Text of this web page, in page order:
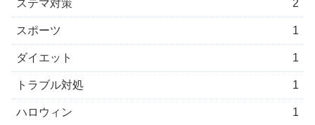
ステマ対策 2
スポーツ 1
ダイエット 1
トラブル対処 1
ハロウィン 1